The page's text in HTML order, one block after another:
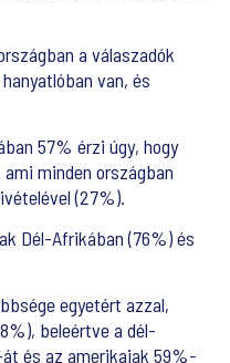
a válaszadók
van, és
57% érzi úgy, hogy
minden országban
(27%).
Dél-Afrikában (76%) és
egyetért azzal,
beleértve a dél-
és az amerikaiak 59%-